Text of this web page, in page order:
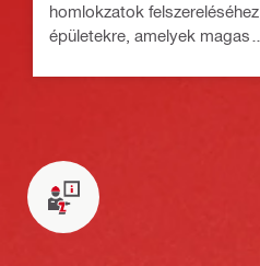
homlokzatok
épületekre, amelyek magas
követelményeknek